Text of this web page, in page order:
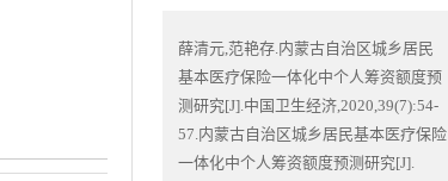
薛清元,范艳存.内蒙古自治区城乡居民
基本医疗保险一体化中个人筹资额度预
测研究[J].中国卫生经济,2020,39(7):54-
57.内蒙古自治区城乡居民基本医疗保险
一体化中个人筹资额度预测研究[J].